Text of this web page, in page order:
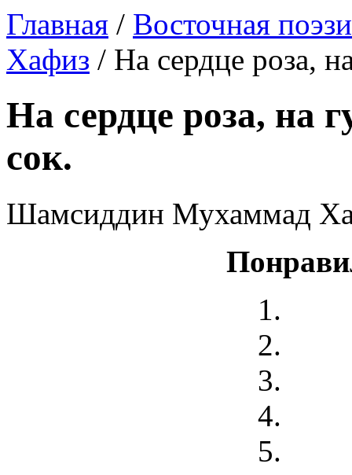
Главная / Восточная
Хафиз / На сердце роза,
На сердце роза, на
сок.
Шамсиддин Мухаммад